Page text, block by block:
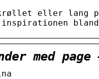
krøllet eller lang
inspirationen
med page